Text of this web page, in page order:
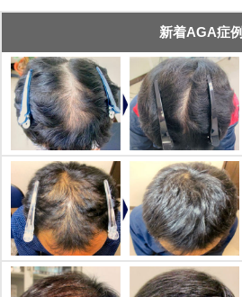
新着AGA症例